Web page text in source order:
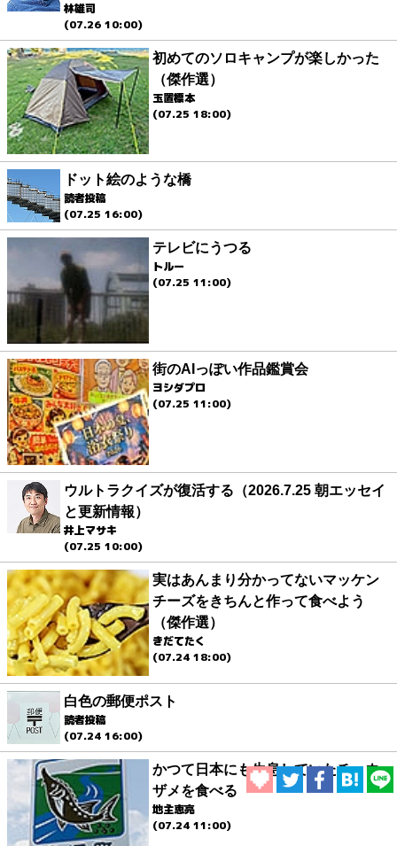
林雄司
(07.26 10:00)
初めてのソロキャンプが楽しかった
（傑作選）
玉置標本
(07.25 18:00)
ドット絵のような橋
読者投稿
(07.25 16:00)
テレビにうつる
トルー
(07.25 11:00)
街のAIっぽい作品鑑賞会
ヨシダプロ
(07.25 11:00)
ウルトラクイズが復活する（2026.7.25 朝エッセイ
と更新情報）
井上マサキ
(07.25 10:00)
実はあんまり分かってないマッケン
チーズをきちんと作って食べよう
（傑作選）
きだてたく
(07.24 18:00)
白色の郵便ポスト
読者投稿
(07.24 16:00)
かつて日本にも生息していたチョウ
ザメを食べる
地主恵亮
(07.24 11:00)